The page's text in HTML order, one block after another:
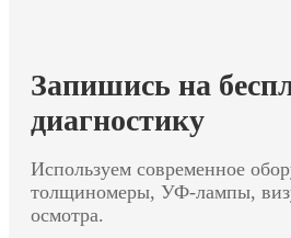
Запишись на
диагностику
Используем современное
толщиномеры, УФ-лампы,
осмотра.